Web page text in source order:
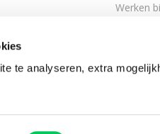
te analyseren, extra
Werken